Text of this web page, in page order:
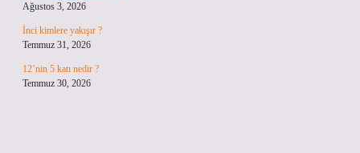
Ağustos 3, 2026
İnci kimlere yakışır ?
Temmuz 31, 2026
12’nin 5 katı nedir ?
Temmuz 30, 2026